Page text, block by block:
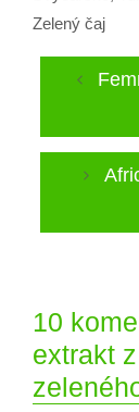
Zelený čaj
10
extrakt